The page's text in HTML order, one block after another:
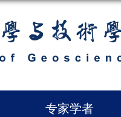
专家学者